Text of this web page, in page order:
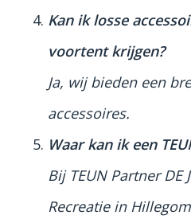
Kan ik losse
voortent krijgen?
Ja, wij bieden een
accessoires.
Waar kan ik een
Bij TEUN Partner DE
Recreatie in